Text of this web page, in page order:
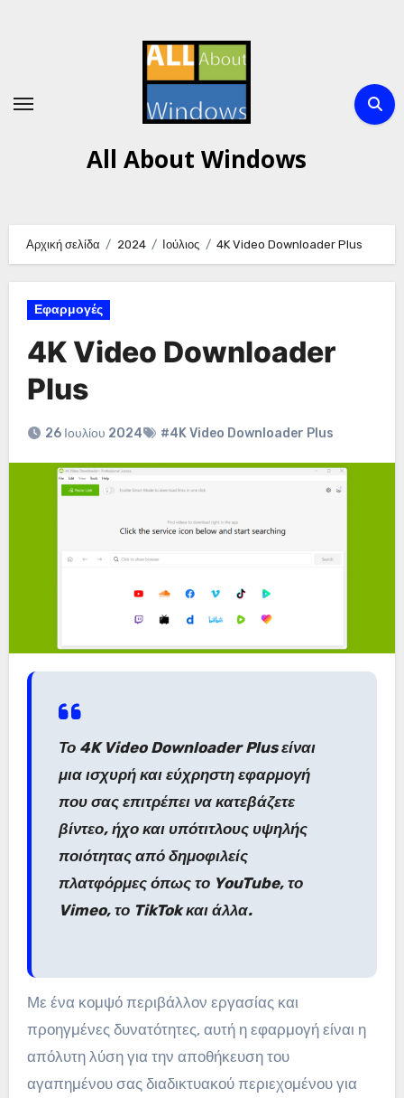
All About Windows
Αρχική σελίδα 2024 Ιούλιος 4K Video Downloader Plus
Εφαρμογές
4K Video Downloader
Plus
26 Ιουλίου 2024 #4K Video Downloader Plus
Το 4K Video Downloader Plus είναι
μια ισχυρή και εύχρηστη εφαρμογή
που σας επιτρέπει να κατεβάζετε
βίντεο, ήχο και υπότιτλους υψηλής
ποιότητας από δημοφιλείς
πλατφόρμες όπως το YouTube, το
Vimeo, το TikTok και άλλα.
Με ένα κομψό περιβάλλον εργασίας και
προηγμένες δυνατότητες, αυτή η εφαρμογή είναι η
απόλυτη λύση για την αποθήκευση του
αγαπημένου σας διαδικτυακού περιεχομένου για